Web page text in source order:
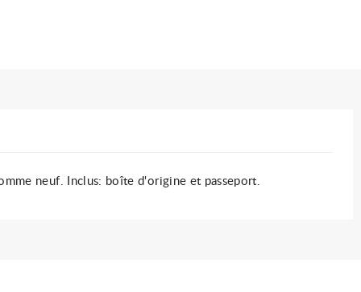
neuf. Inclus: boîte d'origine et passeport.